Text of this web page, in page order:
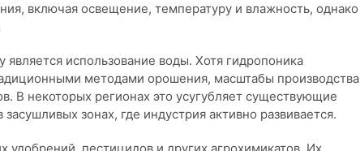
включая освещение, температуру и влажность, однако
использование воды. Хотя гидропоника
методами орошения, масштабы производства
В некоторых регионах это усугубляет существующие
зонах, где индустрия активно развивается.